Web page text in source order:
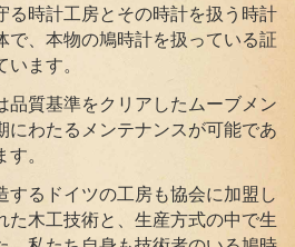
る時計工房とその時計を扱う時計
で、本物の鳩時計を扱っている証
ます。
品質基準をクリアしたムーブメン
にわたるメンテナンスが可能であ
。
するドイツの工房も協会に加盟し
た木工技術と、生産方式の中で生